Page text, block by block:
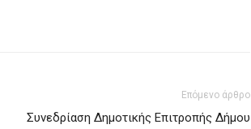
Επόμενο άρθρο
Συνεδρίαση Δημοτικής Επιτροπής Δήμου